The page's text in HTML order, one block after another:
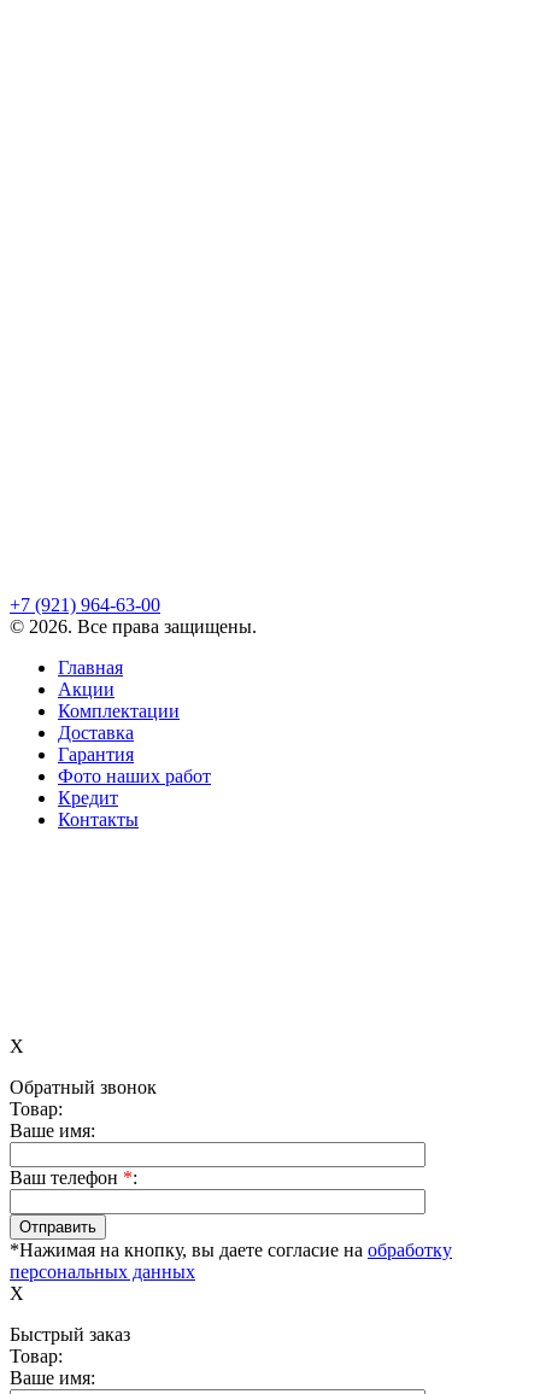
+7 (921) 964-63-00
© 2026. Все права защищены.
Главная
Акции
Комплектации
Доставка
Гарантия
Фото наших работ
Кредит
Контакты
X
Обратный звонок
Товар:
Ваше имя:
Ваш телефон *:
*Нажимая на кнопку, вы даете согласие на обработку
персональных данных
X
Быстрый заказ
Товар:
Ваше имя: